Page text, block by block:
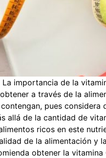
importancia de la
a través de la
pues
allá de la cantidad de
ricos en este
de la alimentación y
obtener la